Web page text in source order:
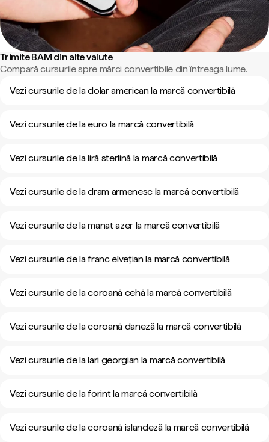
Trimite BAM din alte valute
Compară cursurile spre mărci convertibile din întreaga lume.
Vezi cursurile de la dolar american la marcă convertibilă
Vezi cursurile de la euro la marcă convertibilă
Vezi cursurile de la liră sterlină la marcă convertibilă
Vezi cursurile de la dram armenesc la marcă convertibilă
Vezi cursurile de la manat azer la marcă convertibilă
Vezi cursurile de la franc elvețian la marcă convertibilă
Vezi cursurile de la coroană cehă la marcă convertibilă
Vezi cursurile de la coroană daneză la marcă convertibilă
Vezi cursurile de la lari georgian la marcă convertibilă
Vezi cursurile de la forint la marcă convertibilă
Vezi cursurile de la coroană islandeză la marcă convertibilă